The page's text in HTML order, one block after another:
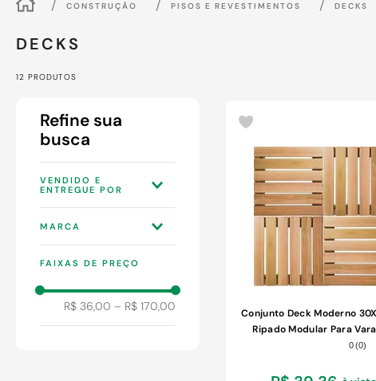
CONSTRUÇÃO PISOS E REVESTIMENTOS DECKS
DECKS
12 PRODUTOS
QUERO S.A
WEBCONTINENTAL
3P
MARCA
FAIXAS DE PREÇO
R$ 36,00 – R$ 170,00
Conjunto Deck Moderno
Ripado Modular Para
0(0)
chuveiro
comoda